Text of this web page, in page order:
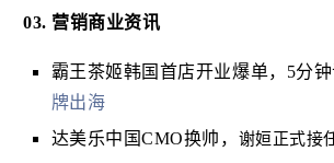
03. 营销商业资讯
霸王茶姬韩国首店开业爆单，5分
牌出海
达美乐中国CMO换帅， 谢姮正式接